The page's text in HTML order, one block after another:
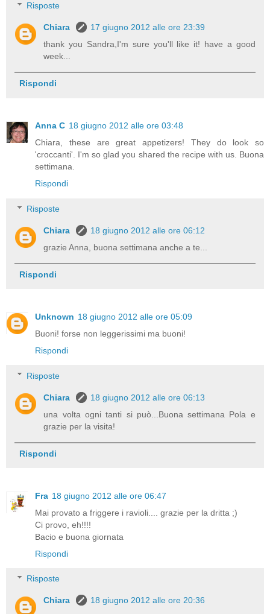
Risposte
Chiara
17 giugno 2012 alle ore 23:39
thank you Sandra,I'm sure you'll like it! have a good
week...
Rispondi
Anna C 18 giugno 2012 alle ore 03:48
Chiara, these are great appetizers! They do look so
'croccanti'. I'm so glad you shared the recipe with us. Buona
settimana.
Rispondi
Risposte
Chiara
18 giugno 2012 alle ore 06:12
grazie Anna, buona settimana anche a te...
Rispondi
Unknown 18 giugno 2012 alle ore 05:09
Buoni! forse non leggerissimi ma buoni!
Rispondi
Risposte
Chiara
18 giugno 2012 alle ore 06:13
una volta ogni tanti si può...Buona settimana Pola e
grazie per la visita!
Rispondi
Fra 18 giugno 2012 alle ore 06:47
Mai provato a friggere i ravioli.... grazie per la dritta ;)
Ci provo, eh!!!!
Bacio e buona giornata
Rispondi
Risposte
Chiara
18 giugno 2012 alle ore 20:36